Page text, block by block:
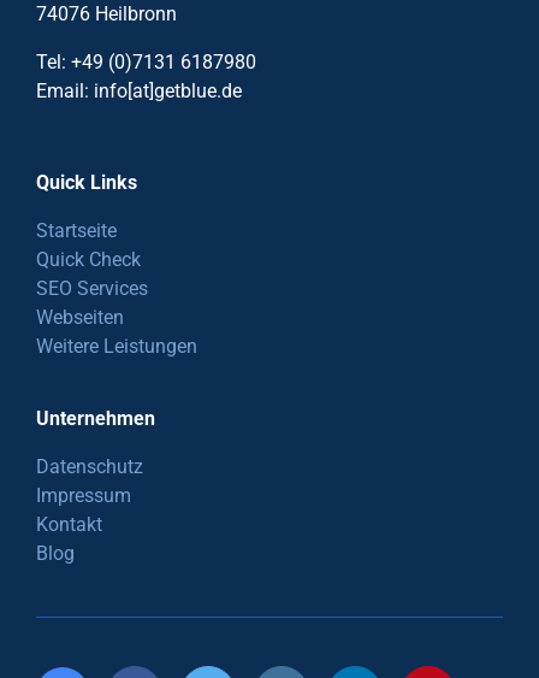
74076 Heilbronn
Tel: +49 (0)7131 6187980
Email: info[at]getblue.de
Quick Links
Startseite
Quick Check
SEO Services
Webseiten
Weitere Leistungen
Unternehmen
Datenschutz
Impressum
Kontakt
Blog